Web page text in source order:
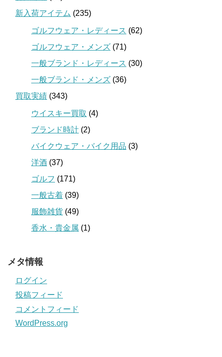
新入荷アイテム (235)
ゴルフウェア・レディース (62)
ゴルフウェア・メンズ (71)
一般ブランド・レディース (30)
一般ブランド・メンズ (36)
買取実績 (343)
ウイスキー買取 (4)
ブランド時計 (2)
バイクウェア・バイク用品 (3)
洋酒 (37)
ゴルフ (171)
一般古着 (39)
服飾雑貨 (49)
香水・貴金属 (1)
メタ情報
ログイン
投稿フィード
コメントフィード
WordPress.org